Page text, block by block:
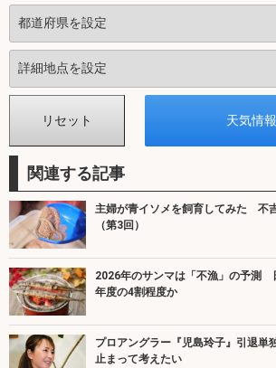
関連する記事
主婦が青イソメを飼育してみた 不
（第3回）
2026年のサンマは「不漁」の予測
年度の4割程度か
プロアングラー『児島玲子』引退
止まって考えたい